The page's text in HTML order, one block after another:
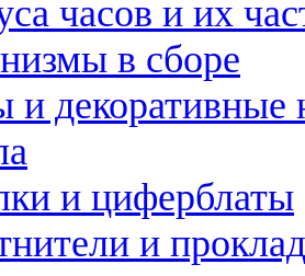
часов и их
в сборе
и декоративные
и циферблаты
и